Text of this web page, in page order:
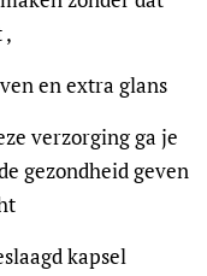
,
en extra glans
verzorging ga je
gezondheid geven
kapsel